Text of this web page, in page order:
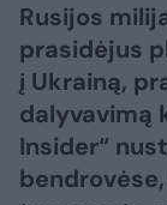
Rusijos
prasidėjus
į Ukrainą,
dalyvavimą
Insider“